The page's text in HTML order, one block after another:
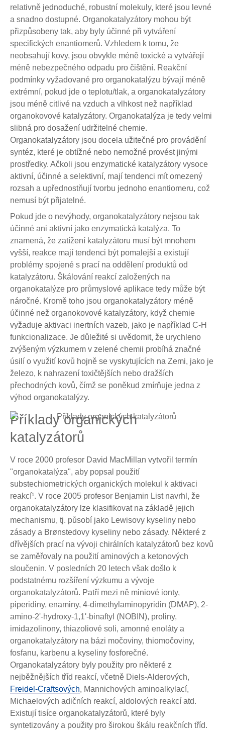
relativně jednoduché, robustní molekuly, které jsou levné
a snadno dostupné. Organokatalyzátory mohou být
přizpůsobeny tak, aby byly účinné při vytváření
specifických enantiomerů. Vzhledem k tomu, že
neobsahují kovy, jsou obvykle méně toxické a vytvářejí
méně nebezpečného odpadu pro čištění. Reakční
podmínky vyžadované pro organokatalýzu bývají méně
extrémní, pokud jde o teplotu/tlak, a organokatalyzátory
jsou méně citlivé na vzduch a vlhkost než například
organokovové katalyzátory. Organokatalýza je tedy velmi
slibná pro dosažení udržitelné chemie.
Organokatalyzátory jsou docela užitečné pro provádění
syntéz, které je obtížné nebo nemožné provést jinými
prostředky. Ačkoli jsou enzymatické katalyzátory vysoce
aktivní, účinné a selektivní, mají tendenci mít omezený
rozsah a upřednostňují tvorbu jednoho enantiomeru, což
nemusí být přijatelné.
Pokud jde o nevýhody, organokatalyzátory nejsou tak
účinné ani aktivní jako enzymatická katalýza. To
znamená, že zatížení katalyzátoru musí být mnohem
vyšší, reakce mají tendenci být pomalejší a existují
problémy spojené s prací na oddělení produktů od
katalyzátoru. Škálování reakcí založených na
organokatalýze pro průmyslové aplikace tedy může být
náročné. Kromě toho jsou organokatalyzátory méně
účinné než organokovové katalyzátory, když chemie
vyžaduje aktivaci inertních vazeb, jako je například C-H
funkcionalizace. Je důležité si uvědomit, že urychleno
zvýšeným výzkumem v zelené chemii probíhá značné
úsilí o využití kovů hojně se vyskytujících na Zemi, jako je
železo, k nahrazení toxičtějších nebo dražších
přechodných kovů, čímž se poněkud zmírňuje jedna z
výhod organokatalýzy.
Příklady organických
katalyzátorů
V roce 2000 profesor David MacMillan vytvořil termín
"organokatalýza", aby popsal použití
substechiometrických organických molekul k aktivaci
reakcí¹. V roce 2005 profesor Benjamin List navrhl, že
organokatalyzátory lze klasifikovat na základě jejich
mechanismu, tj. působí jako Lewisovy kyseliny nebo
zásady a Brønstedovy kyseliny nebo zásady. Některé z
dřívějších prací na vývoji chirálních katalyzátorů bez kovů
se zaměřovaly na použití aminových a ketonových
sloučenin. V posledních 20 letech však došlo k
podstatnému rozšíření výzkumu a vývoje
organokatalyzátorů. Patří mezi ně miniové ionty,
piperidiny, enaminy, 4-dimethylaminopyridin (DMAP), 2-
amino-2'-hydroxy-1,1'-binaftyl (NOBIN), proliny,
imidazolinony, thiazoliové soli, amonné enoláty a
organokatalyzátory na bázi močoviny, thiomočoviny,
fosfanu, karbenu a kyseliny fosforečné.
Organokatalyzátory byly použity pro některé z
nejběžnějších tříd reakcí, včetně Diels-Alderových,
Freidel-Craftsových, Mannichových aminoalkylací,
Michaelových adičních reakcí, aldolových reakcí atd.
Existují tisíce organokatalyzátorů, které byly
syntetizovány a použity pro širokou škálu reakčních tříd.